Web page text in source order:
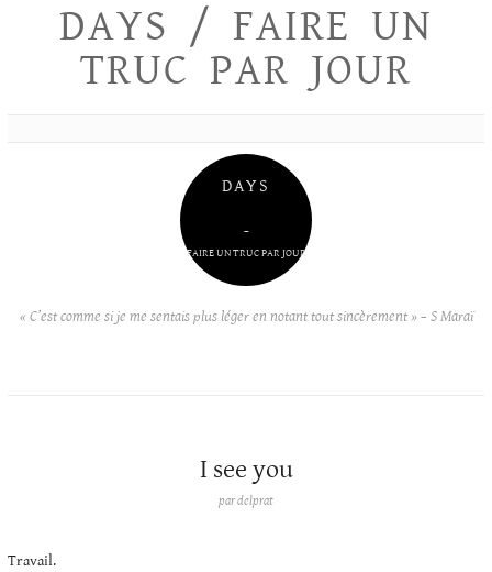
DAYS / FAIRE UN
TRUC PAR JOUR
DAYS
–
FAIRE UN TRUC PAR JOUR
« C’est comme si je me sentais plus léger en notant tout sincèrement » – S Maraï
I see you
pardelprat
Travail.